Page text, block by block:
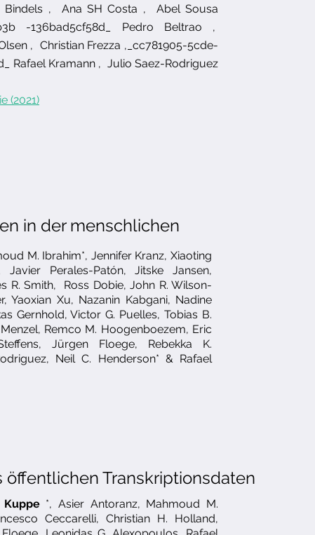
Bindels , Ana SH Costa , Abel Sousa
-136bad5cf58d_ Pedro Beltrao ,
, Christian Frezza ,_cc781905-5cde-
Rafael Kramann, Julio Saez-Rodriguez
(2021)
M. Ibrahim*, Jennifer Kranz, Xiaoting
Javier Perales-Patón, Jitske Jansen,
R. Smith, Ross Dobie, John R. Wilson-
Yaoxian Xu, Nazanin Kabgani, Nadine
Gernhold, Victor G. Puelles, Tobias B.
Remco M. Hoogenboezem, Eric
Jürgen Floege, Rebekka K.
Neil C. Henderson* & Rafael
in der menschlichen
Transkriptionsdaten
Kuppe*, Asier Antoranz, Mahmoud M.
Ceccarelli, Christian H. Holland,